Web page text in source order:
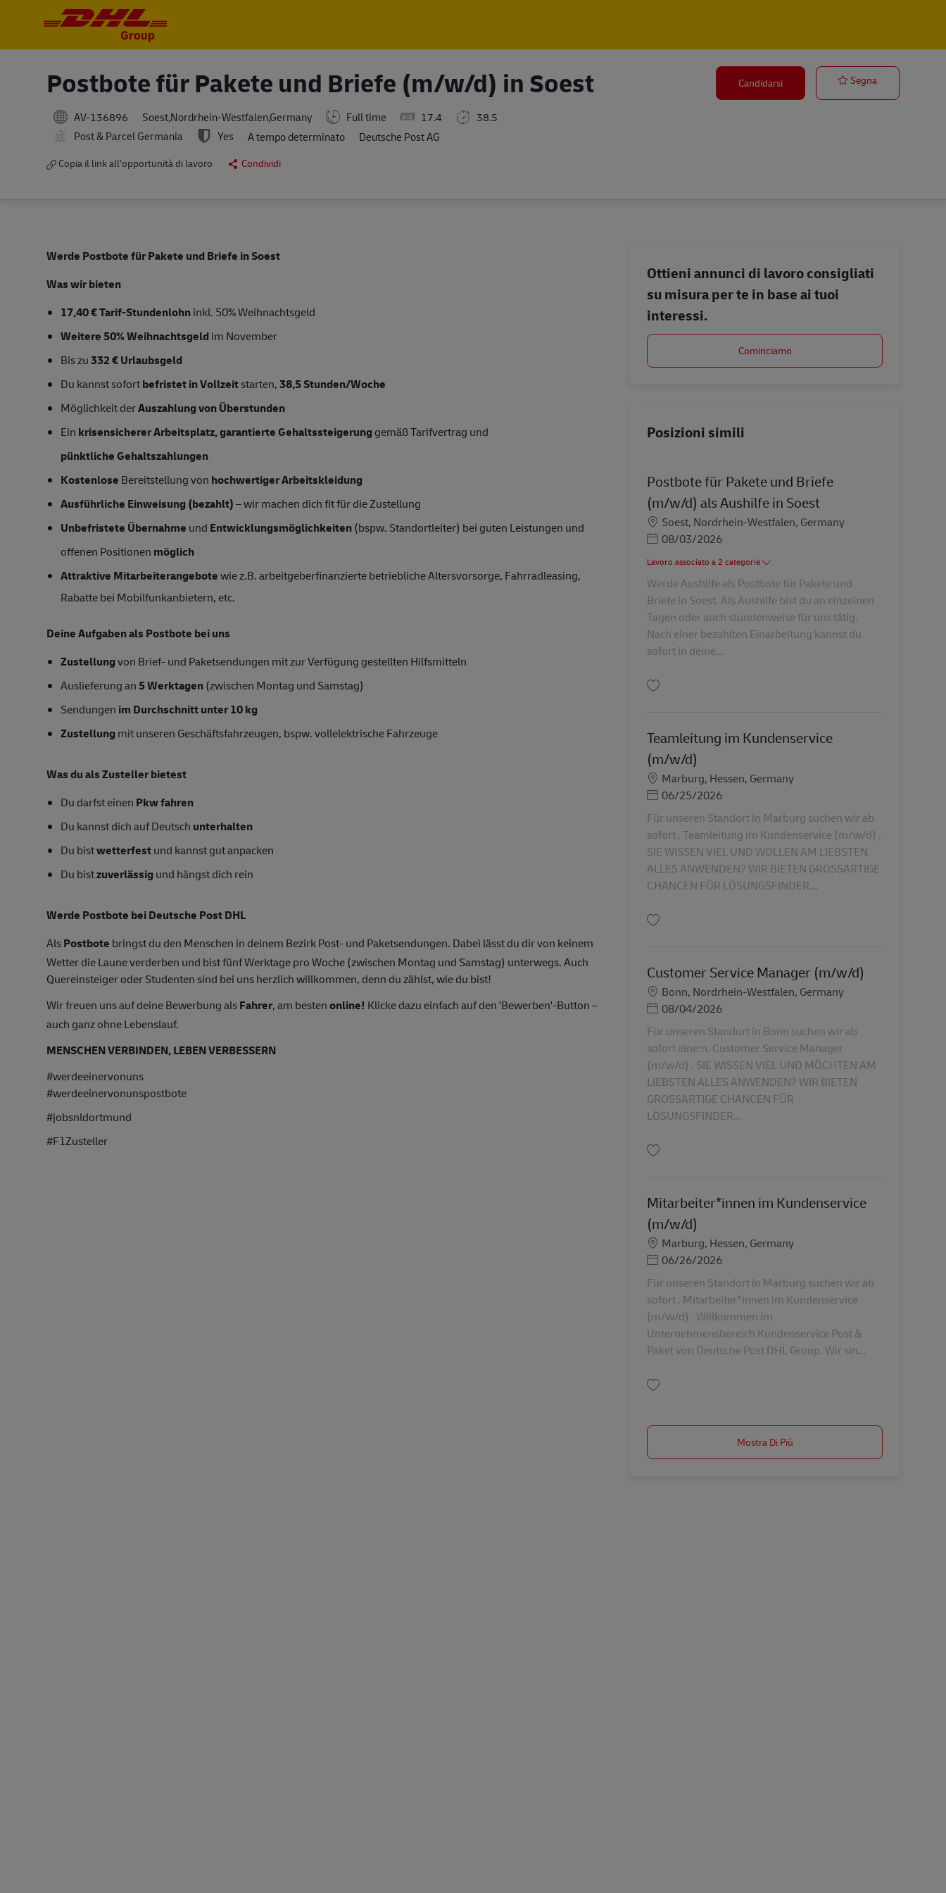
Postbote für Pakete und Briefe (m/w/d) in Soest
AV-136896 Soest,Nordrhein-Westfalen,Germany Full time 17.4
38.5
Post & Parcel Germania
Yes A tempo determinato Deutsche Post AG
Copia il link all’opportunità di lavoro Condividi
Candidarsi SegnaPostbote für
Werde Postbote für Pakete und Briefe in Soest
Was wir bieten
17,40 € Tarif-Stundenlohninkl. 50% Weihnachtsgeld
Weitere 50% Weihnachtsgeldim November
Bis zu332 € Urlaubsgeld
Du kannst sofortbefristet in Vollzeitstarten,38,5Stunden/Woche
Möglichkeit derAuszahlung von Überstunden
Ein krisensicherer Arbeitsplatz, garantierte Gehaltssteigerung gemäß Tarifvertrag und
pünktliche Gehaltszahlungen
Kostenlose Bereitstellung von hochwertiger Arbeitskleidung
Ausführliche Einweisung (bezahlt)– wir machen dich fit für die Zustellung
Unbefristete Übernahme und Entwicklungsmöglichkeiten(bspw. Standortleiter) bei guten Leistungen und
offenen Positionen möglich
Attraktive Mitarbeiterangebotewie z.B. arbeitgeberfinanzierte betriebliche Altersvorsorge, Fahrradleasing,
Rabatte bei Mobilfunkanbietern, etc.
Deine Aufgaben als Postbote bei uns
Zustellungvon Brief- und Paketsendungen mit zur Verfügung gestellten Hilfsmitteln
Auslieferung an5 Werktagen(zwischen Montag und Samstag)
Sendungen im Durchschnitt unter 10 kg
Zustellung mit unseren Geschäftsfahrzeugen, bspw. vollelektrische Fahrzeuge
Was du als Zusteller bietest
Du darfst einen Pkw fahren
Du kannst dich auf Deutsch unterhalten
Du bistwetterfestund kannst gut anpacken
Du bistzuverlässig und hängst dich rein
Werde Postbote bei Deutsche Post DHL
AlsPostbote bringst du den Menschen in deinem Bezirk Post- und Paketsendungen. Dabei lässt du dir von keinem
Wetter die Laune verderben und bist fünf Werktage pro Woche (zwischen Montag und Samstag) unterwegs. Auch
Quereinsteiger oder Studenten sind bei uns herzlich willkommen, denn du zählst, wie du bist!
Wir freuen uns auf deine Bewerbung alsFahrer, am bestenonline! Klicke dazu einfach auf den 'Bewerben'-Button –
auch ganz ohne Lebenslauf.
MENSCHEN VERBINDEN, LEBEN VERBESSERN
#werdeeinervonuns
#werdeeinervonunspostbote
#jobsnldortmund
#F1Zusteller
Ottieni annunci di lavoro consigliati
su misura per te in base ai tuoi
interessi.
Cominciamo
Posizioni simili
Postbote für Pakete und Briefe
(m/w/d) als Aushilfe in Soest
SedeSoest, Nordrhein-Westfalen, Germany
Posted Date
08/03/2026
Lavoro associato a 2 categorie
Werde Aushilfe als Postbote für Pakete und
Briefe in Soest. Als Aushilfe bist du an einzelnen
Tagen oder auch stundenweise für uns tätig.
Nach einer bezahlten Einarbeitung kannst du
sofort in deine...
Teamleitung im Kundenservice
(m/w/d)
SedeMarburg, Hessen, Germany
Posted Date
06/25/2026
Für unseren Standort in Marburg suchen wir ab
sofort . Teamleitung im Kundenservice (m/w/d) .
SIE WISSEN VIEL UND WOLLEN AM LIEBSTEN
ALLES ANWENDEN? WIR BIETEN GROSSARTIGE
CHANCEN FÜR LÖSUNGSFINDER...
Customer Service Manager (m/w/d)
SedeBonn, Nordrhein-Westfalen, Germany
Posted Date
08/04/2026
Für unseren Standort in Bonn suchen wir ab
sofort eine:n. Customer Service Manager
(m/w/d) . SIE WISSEN VIEL UND MÖCHTEN AM
LIEBSTEN ALLES ANWENDEN? WIR BIETEN
GROSSARTIGE CHANCEN FÜR
LÖSUNGSFINDER...
Mitarbeiter*innen im Kundenservice
(m/w/d)
SedeMarburg, Hessen, Germany
Posted Date
06/26/2026
Für unseren Standort in Marburg suchen wir ab
sofort . Mitarbeiter*innen im Kundenservice
(m/w/d) . Willkommen im
Unternehmensbereich Kundenservice Post &
Paket von Deutsche Post DHL Group. Wir sin...
Mostra Di Più